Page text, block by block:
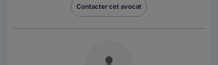
Contacter cet avocat